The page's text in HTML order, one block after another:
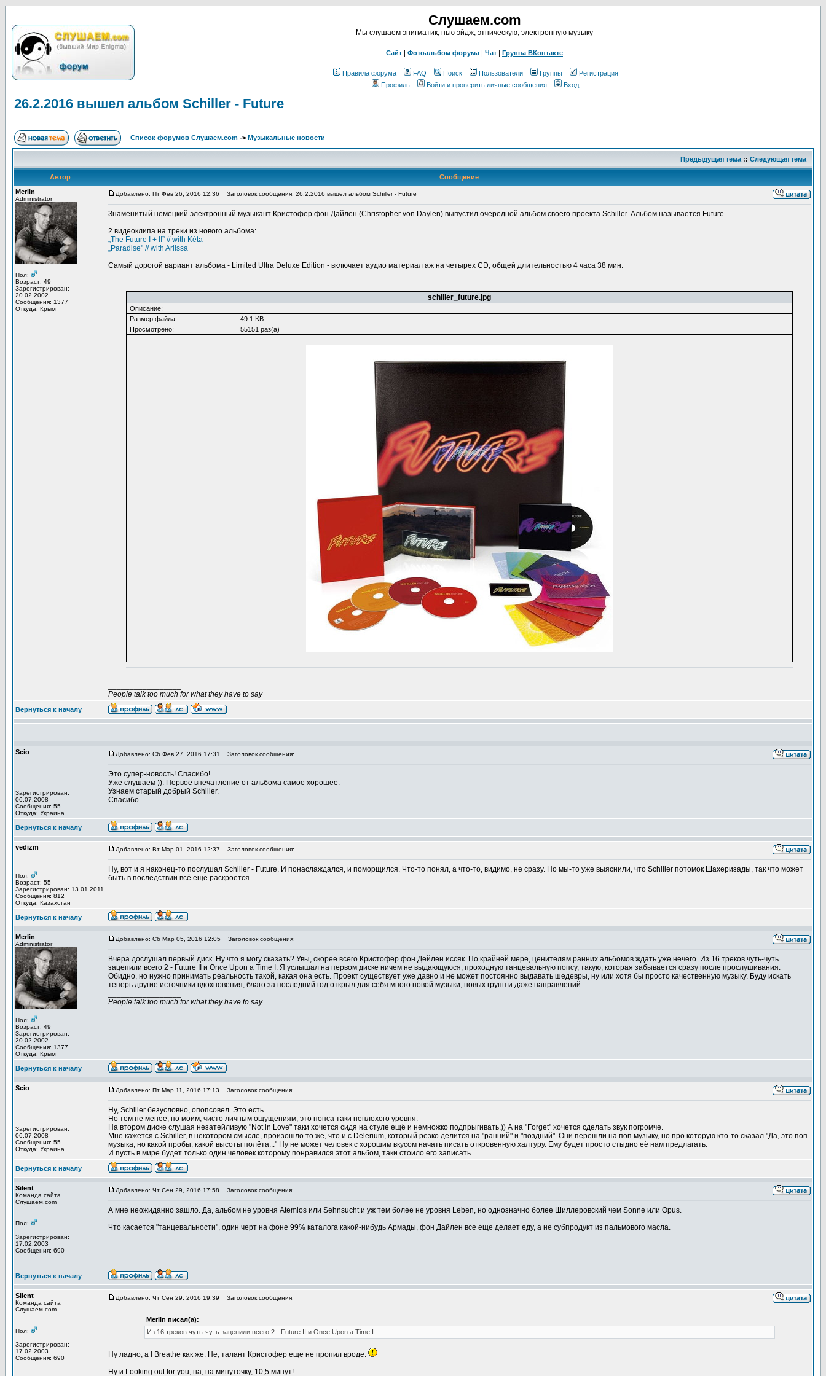
Слушаем.com
Мы слушаем энигматик, нью эйдж, этническую, электронную музыку
Сайт | Фотоальбом форума | Чат | Группа ВКонтакте
Правила форума FAQ Поиск Пользователи Группы
Регистрация
Профиль
Войти и проверить личные сообщения Вход
26.2.2016 вышел альбом Schiller - Future
Список форумов Слушаем.com -> Музыкальные новости
Предыдущая тема :: Следующая тема
Автор
Сообщение
Merlin
Administrator
Пол:
Возраст: 49
Зарегистрирован:
20.02.2002
Сообщения: 1377
Откуда: Крым
Добавлено: Пт Фев 26, 2016 12:36 Заголовок сообщения: 26.2.2016 вышел альбом Schiller - Future
Знаменитый немецкий электронный музыкант Кристофер фон Дайлен (Christopher von Daylen) выпустил очередной альбом своего проекта Schiller. Альбом называется Future.
2 видеоклипа на треки из нового альбома:
„The Future I + II” // with Kéta
„Paradise" // with Arlissa
Самый дорогой вариант альбома - Limited Ultra Deluxe Edition - включает аудио материал аж на четырех CD, общей длительностью 4 часа 38 мин.
schiller_future.jpg
Описание:
Размер файла:
49.1 KB
Просмотрено:
55151 раз(а)
People talk too much for what they have to say
Вернуться к началу
Scio
Зарегистрирован:
06.07.2008
Сообщения: 55
Откуда: Украина
Добавлено: Сб Фев 27, 2016 17:31 Заголовок сообщения:
Это супер-новость! Спасибо!
Уже слушаем )). Первое впечатление от альбома самое хорошее.
Узнаем старый добрый Schiller.
Спасибо.
Вернуться к началу
vedizm
Пол:
Возраст: 55
Зарегистрирован: 13.01.2011
Сообщения: 812
Откуда: Казахстан
Добавлено: Вт Мар 01, 2016 12:37 Заголовок сообщения:
Ну, вот и я наконец-то послушал Schiller - Future. И понаслаждался, и поморщился. Что-то понял, а что-то, видимо, не сразу. Но мы-то уже выяснили, что Schiller потомок Шахеризады, так что может
быть в последствии всё ещё раскроется…
Вернуться к началу
Merlin
Administrator
Пол:
Возраст: 49
Зарегистрирован:
20.02.2002
Сообщения: 1377
Откуда: Крым
Добавлено: Сб Мар 05, 2016 12:05 Заголовок сообщения:
Вчера дослушал первый диск. Ну что я могу сказать? Увы, скорее всего Кристофер фон Дейлен иссяк. По крайней мере, ценителям ранних альбомов ждать уже нечего. Из 16 треков чуть-чуть
зацепили всего 2 - Future II и Once Upon a Time I. Я услышал на первом диске ничем не выдающуюся, проходную танцевальную попсу, такую, которая забывается сразу после прослушивания.
Обидно, но нужно принимать реальность такой, какая она есть. Проект существует уже давно и не может постоянно выдавать шедевры, ну или хотя бы просто качественную музыку. Буду искать
теперь другие источники вдохновения, благо за последний год открыл для себя много новой музыки, новых групп и даже направлений.
People talk too much for what they have to say
Вернуться к началу
Scio
Зарегистрирован:
06.07.2008
Сообщения: 55
Откуда: Украина
Добавлено: Пт Мар 11, 2016 17:13 Заголовок сообщения:
Ну, Schiller безусловно, опопсовел. Это есть.
Но тем не менее, по моим, чисто личным ощущениям, это попса таки неплохого уровня.
На втором диске слушая незатейливую "Not in Love" таки хочется сидя на стуле ещё и немножко подпрыгивать.)) А на "Forget" хочется сделать звук погромче.
Мне кажется с Schiller, в некотором смысле, произошло то же, что и с Delerium, который резко делится на "ранний" и "поздний". Они перешли на поп музыку, но про которую кто-то сказал "Да, это поп-
музыка, но какой пробы, какой высоты полёта..." Ну не может человек с хорошим вкусом начать писать откровенную халтуру. Ему будет просто стыдно её нам предлагать.
И пусть в мире будет только один человек которому понравился этот альбом, таки стоило его записать.
Вернуться к началу
Silent
Команда сайта
Слушаем.com
Пол:
Зарегистрирован:
17.02.2003
Сообщения: 690
Добавлено: Чт Сен 29, 2016 17:58 Заголовок сообщения:
А мне неожиданно зашло. Да, альбом не уровня Atemlos или Sehnsucht и уж тем более не уровня Leben, но однозначно более Шиллеровский чем Sonne или Opus.
Что касается "танцевальности", один черт на фоне 99% каталога какой-нибудь Армады, фон Дайлен все еще делает еду, а не субпродукт из пальмового масла.
Вернуться к началу
Silent
Команда сайта
Слушаем.com
Пол:
Зарегистрирован:
17.02.2003
Сообщения: 690
Добавлено: Чт Сен 29, 2016 19:39 Заголовок сообщения:
Merlin писал(а):
Из 16 треков чуть-чуть зацепили всего 2 - Future II и Once Upon a Time I.
Ну ладно, а I Breathe как же. Не, талант Кристофер еще не пропил вроде.
Ну и Looking out for you, на, на минуточку, 10,5 минут!